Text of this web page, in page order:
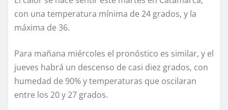
con una temperatura mínima de 24 grados, y la
máxima de 36.
Para mañana miércoles el pronóstico es similar, y el
jueves habrá un descenso de casi diez grados, con
humedad de 90% y temperaturas que oscilaran
entre los 20 y 27 grados.